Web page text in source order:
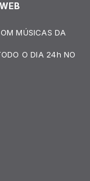
MÚSICAS DA
O DIA 24h NO